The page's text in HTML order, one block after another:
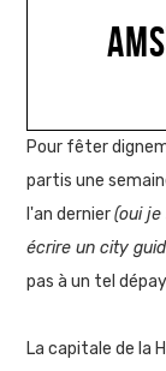
Pour fêter
partis une
l'an dernier(oui
écrire un city
pas à un tel
La capitale de la